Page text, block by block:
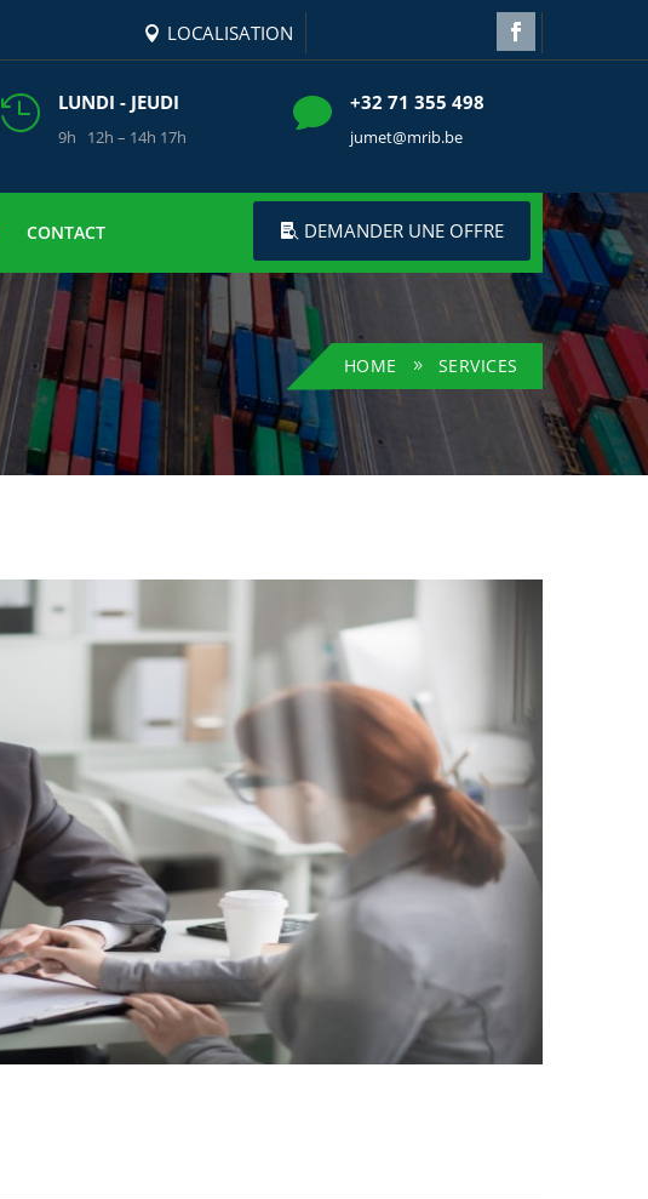
LOCALISATION
 LUNDI - JEUDI
9h 12h – 14h 17h
 +32 71 355 498
jumet@mrib.be
CONTACT DEMANDER UNE OFFRE
HOME SERVICES